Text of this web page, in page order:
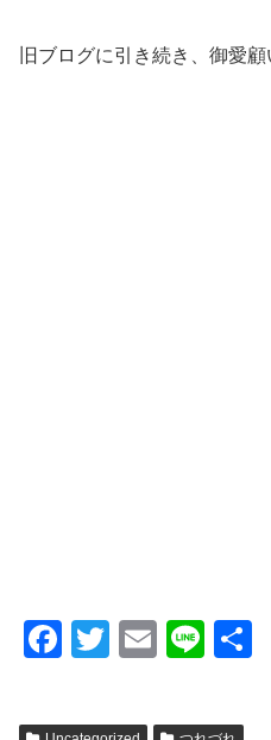
旧ブログに引き続き、御愛
F
c
T
tt
E
ail
Li
e